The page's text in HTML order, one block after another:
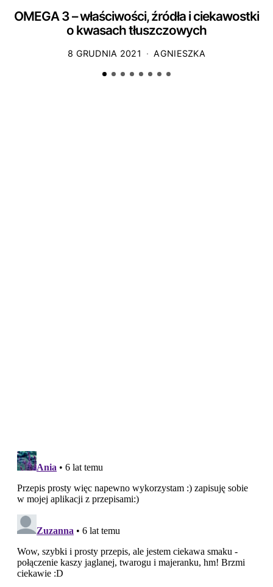
OMEGA 3 – właściwości, źródła i ciekawostki
o kwasach tłuszczowych
8 GRUDNIA 2021 AGNIESZKA